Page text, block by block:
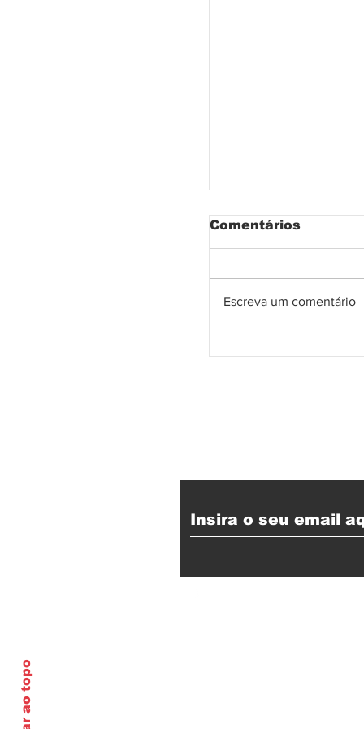
Comentários
Escreva um comentário